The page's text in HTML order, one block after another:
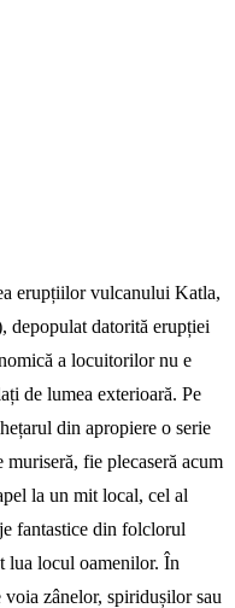
erupțiilor vulcanului Katla,
depopulat datorită erupției
a locuitorilor nu e
de lumea exterioară. Pe
din apropiere o serie
fie plecaseră acum
la un mit local, cel al
fantastice din folclorul
lua locul oamenilor. În
zânelor, spiridușilor sau